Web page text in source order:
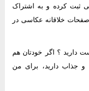
ثبت کرده و به اشتراک
خلاقانه عکاسی در
دارید ؟ اگر خودتان هم
و جذاب دارید، برای من